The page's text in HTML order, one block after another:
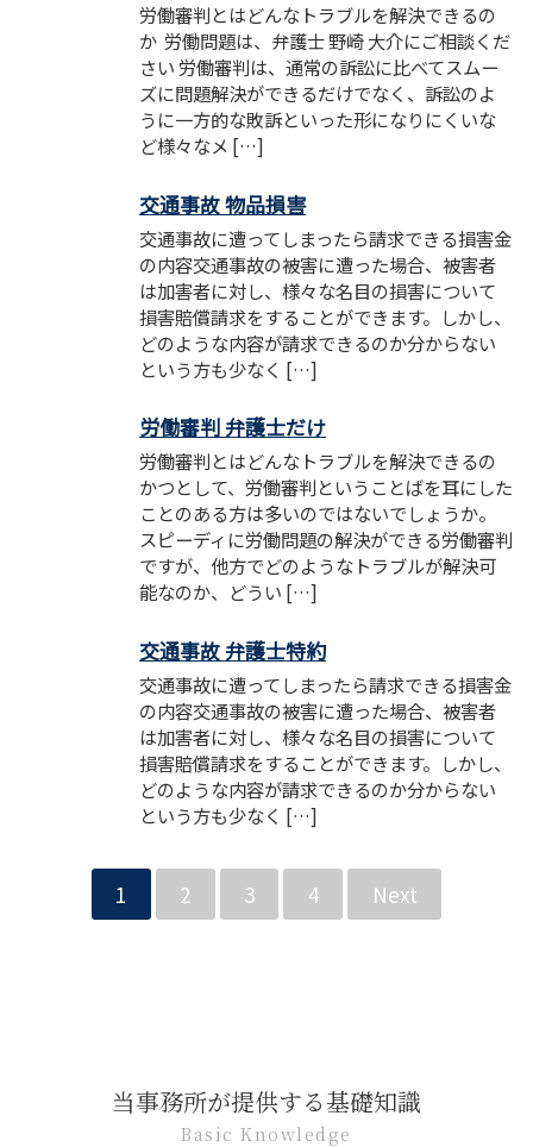
労働審判とはどんなトラブルを解決できるの
か 労働問題は、弁護士 野崎 大介にご相談くだ
さい 労働審判は、通常の訴訟に比べてスムー
ズに問題解決ができるだけでなく、訴訟のよ
うに一方的な敗訴といった形になりにくいな
ど様々なメ […]
交通事故 物品損害
交通事故に遭ってしまったら請求できる損害金
の内容交通事故の被害に遭った場合、被害者
は加害者に対し、様々な名目の損害について
損害賠償請求をすることができます。しかし、
どのような内容が請求できるのか分からない
という方も少なく […]
労働審判 弁護士だけ
労働審判とはどんなトラブルを解決できるの
かつとして、労働審判ということばを耳にした
ことのある方は多いのではないでしょうか。
スピーディに労働問題の解決ができる労働審判
ですが、他方でどのようなトラブルが解決可
能なのか、どうい […]
交通事故 弁護士特約
交通事故に遭ってしまったら請求できる損害金
の内容交通事故の被害に遭った場合、被害者
は加害者に対し、様々な名目の損害について
損害賠償請求をすることができます。しかし、
どのような内容が請求できるのか分からない
という方も少なく […]
1 2 3 4 Next
当事務所が提供する基礎知識
Basic Knowledge